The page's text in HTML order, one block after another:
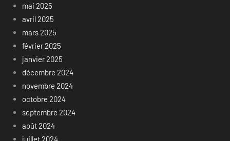
mai 2025
avril 2025
mars 2025
février 2025
janvier 2025
décembre 2024
novembre 2024
octobre 2024
septembre 2024
août 2024
juillet 2024